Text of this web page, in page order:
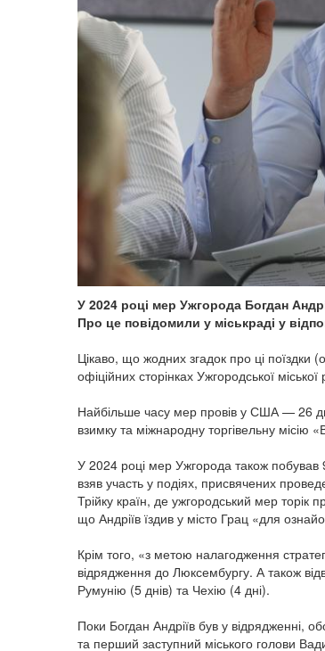
У 2024 році мер Ужгорода Богдан
Про це повідомили у міськраді у
Цікаво, що жодних згадок про ці поїздки
офіційних сторінках Ужгородської
Найбільше часу мер провів у США — 26
взимку та міжнародну торгівельну місію
У 2024 році мер Ужгорода також побував
взяв участь у подіях, присвячених
Трійку країн, де ужгородський мер торік
що Андріїв їздив у місто Грац «для
Крім того, «з метою налагодження
відрядження до Люксембургу. А також
Румунію (5 днів) та Чехію (4 дні).
Поки Богдан Андріїв був у відрядженні,
та перший заступний міського голови